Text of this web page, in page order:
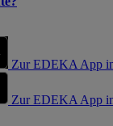
Zur EDEKA App
Zur EDEKA App